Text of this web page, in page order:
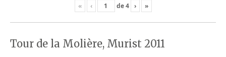
« ‹ de4 › »
Tour de la Molière, Murist 2011